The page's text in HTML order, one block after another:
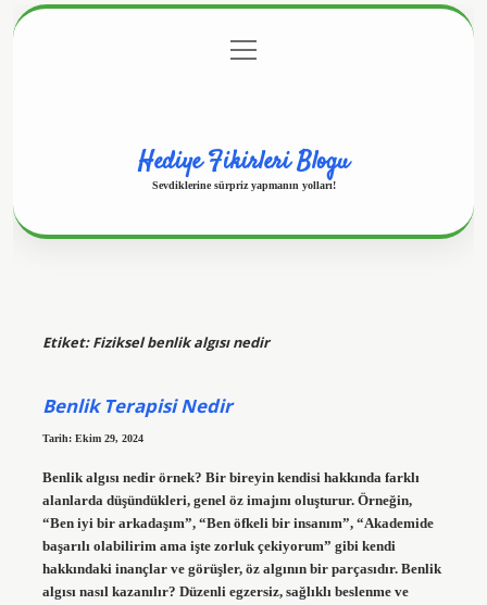
Gizlilik Politikası
menüyü
aç
Hediye Fikirleri Blogu
Sevdiklerine sürpriz yapmanın yolları!
Etiket:Fiziksel benlik algısı nedir
Benlik Terapisi Nedir
Tarih: Ekim 29, 2024
Benlik algısı nedir örnek? Bir bireyin kendisi hakkında farklı
alanlarda düşündükleri, genel öz imajını oluşturur. Örneğin,
“Ben iyi bir arkadaşım”, “Ben öfkeli bir insanım”, “Akademide
başarılı olabilirim ama işte zorluk çekiyorum” gibi kendi
hakkındaki inançlar ve görüşler, öz algının bir parçasıdır. Benlik
algısı nasıl kazanılır? Düzenli egzersiz, sağlıklı beslenme ve